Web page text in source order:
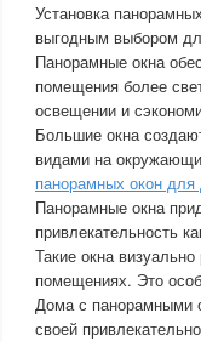
Установка
выгодным выбором
Панорамные окна
помещения более
освещении и
Большие окна
видами на
панорамных окон
Панорамные окна
привлекательность
Такие окна
помещениях. Это
Дома с панорамными
своей